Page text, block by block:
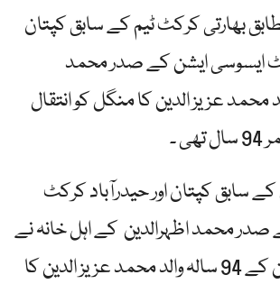
بھارتی کرکٹ ٹیم کے سابق کپتان
ایسوسی ایشن کے صدر محمد
محمد عزیز الدین کا منگل کو انتقال
۔
سابق کپتان اور حیدرآباد کرکٹ
محمد اظہرالدین کے اہل خانہ نے
بتایا کہ اظہر الدین کے 94 سالہ والد محمد عزیز الدین کا